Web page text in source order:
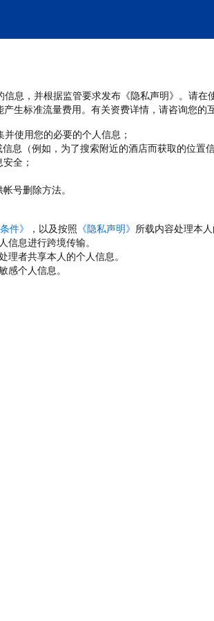
息，并根据监管要求发布《隐私声明》。请在
生标准流量费用。有关资费详情，请咨询您的
使用您的必要的个人信息；
息（例如，为了搜索附近的酒店而获取的位置
全；
号删除方法。
件》 ，以及按照 《隐私声明》 所载内容处理本人
信息进行跨境传输。
者共享本人的个人信息。
感个人信息。